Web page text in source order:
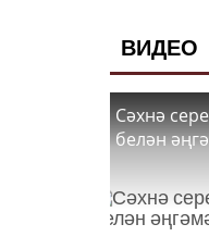
ВИДЕО
Сәхнә
белән